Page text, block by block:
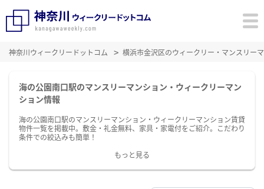
神奈川ウィークリードットコム 横浜市金沢区のウィークリー・マンスリー
海の公園南口駅のマンスリーマンション・ウィークリーマン
ション情報
海の公園南口駅のマンスリーマンション・ウィークリーマンション賃貸
物件一覧を掲載中。敷金・礼金無料、家具・家電付をご紹介。こだわり
条件での絞込みも簡単！
もっと見る